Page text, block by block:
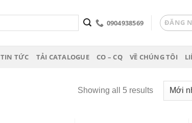
0904938569 ĐĂNG
TIN TỨC TẢI CATALOGUE CO – CQ VỀ CHÚNG TÔI
Showing all 5 results